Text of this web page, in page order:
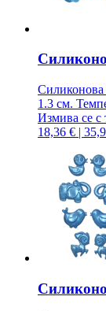
Силиконова
1.3 см.
Измива се с
18,36 € |